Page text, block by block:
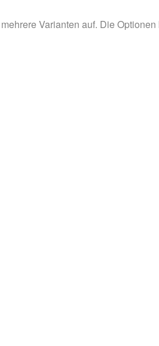
Varianten auf. Die